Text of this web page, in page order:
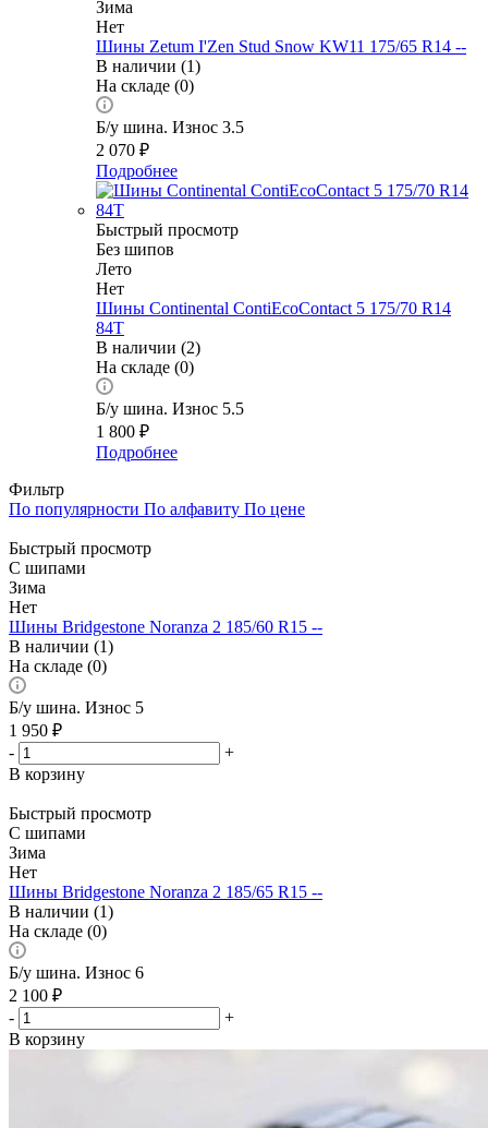
Зима
Нет
Шины Zetum I'Zen Stud Snow KW11 175/65 R14 --
В наличии (1)
На складе (0)
Б/у шина. Износ 3.5
2 070 ₽
Подробнее
Быстрый просмотр
Без шипов
Лето
Нет
Шины Continental ContiEcoContact 5 175/70 R14
84T
В наличии (2)
На складе (0)
Б/у шина. Износ 5.5
1 800 ₽
Подробнее
Фильтр
По популярности По алфавиту По цене
Быстрый просмотр
С шипами
Зима
Нет
Шины Bridgestone Noranza 2 185/60 R15 --
В наличии (1)
На складе (0)
Б/у шина. Износ 5
1 950 ₽
-
+
В корзину
Быстрый просмотр
С шипами
Зима
Нет
Шины Bridgestone Noranza 2 185/65 R15 --
В наличии (1)
На складе (0)
Б/у шина. Износ 6
2 100 ₽
-
+
В корзину